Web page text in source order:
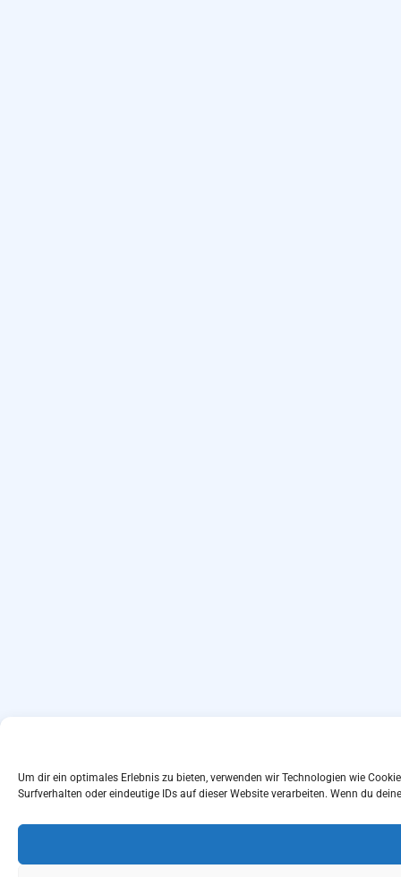
Um dir ein optimales Erlebnis zu bieten, verwenden wir Technologien wie
Surfverhalten oder eindeutige IDs auf dieser Website verarbeiten. Wenn du